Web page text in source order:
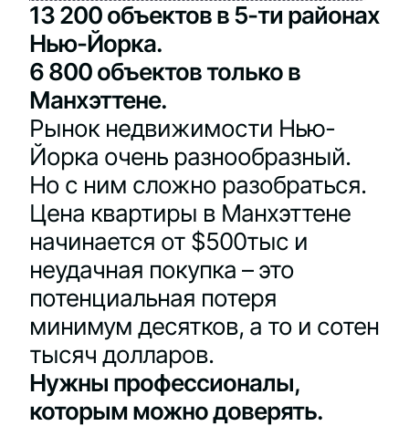
13 200 объектов в 5-ти районах
Нью-Йорка.
6 800 объектов только в
Манхэттене.
Рынок недвижимости Нью-
Йорка очень разнообразный.
Но с ним сложно разобраться.
Цена квартиры в Манхэттене
начинается от $500тыс и
неудачная покупка – это
потенциальная потеря
минимум десятков, а то и сотен
тысяч долларов.
Нужны профессионалы,
которым можно доверять.